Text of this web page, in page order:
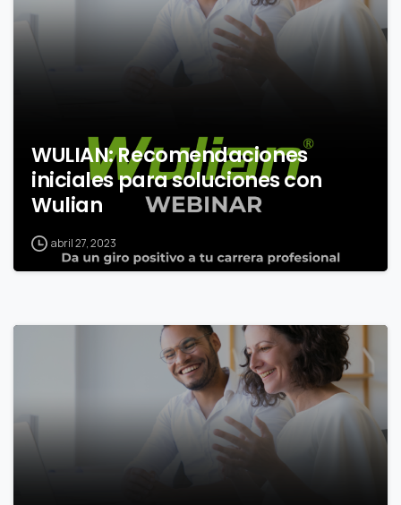
WULIAN: Recomendaciones
iniciales para soluciones con
Wulian
abril 27, 2023
0